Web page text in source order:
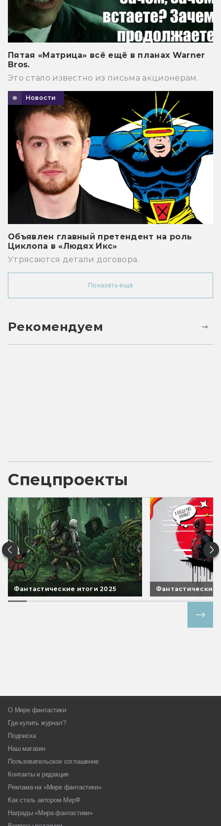
Пятая «Матрица» всё ещё в планах Warner
Bros.
Это стало известно из письма акционерам.
Новости
Объявлен главный претендент на роль
Циклопа в «Людях Икс»
Утрясаются детали договора.
Показать ещё
Рекомендуем
Спецпроекты
Фантастические итоги 2025 Фантастические
О Мире фантастики
Где купить журнал?
Подписка
Наш магазин
Пользовательское соглашение
Контакты и редакция
Реклама на «Мире фантастики»
Как стать автором МирФ
Награды «Мира фантастики»